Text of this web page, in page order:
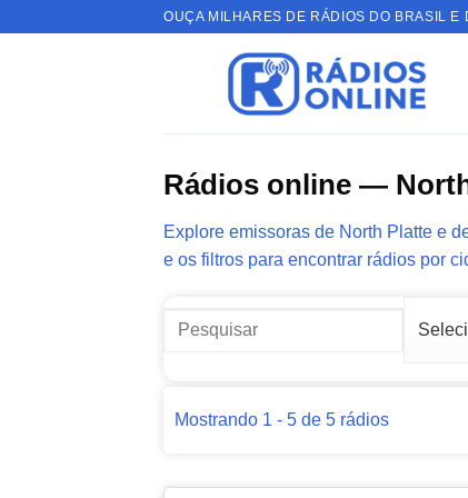
OUÇA MILHARES DE RÁDIOS DO BRASIL E
Rádios online —
Explore emissoras de North Platte e
e os filtros para encontrar rádios por
Mostrando 1 - 5 de 5 rádios